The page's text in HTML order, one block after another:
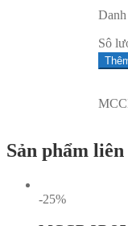
Sô
Sản phẩm
-25%